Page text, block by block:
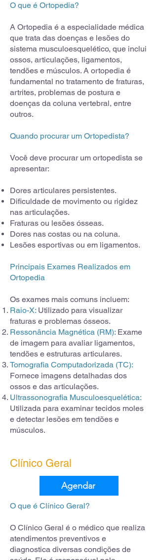
O que é Ortopedia?
A Ortopedia é a especialidade médica
que trata das doenças e lesões do
sistema musculoesquelético, que inclui
ossos, articulações, ligamentos,
tendões e músculos. A ortopedia é
fundamental no tratamento de fraturas,
artrites, problemas de postura e
doenças da coluna vertebral, entre
outros.
Quando procurar um Ortopedista?
Você deve procurar um ortopedista se
apresentar:
Dores articulares persistentes.
Dificuldade de movimento ou rigidez
nas articulações.
Fraturas ou lesões ósseas.
Dores nas costas ou na coluna.
Lesões esportivas ou em ligamentos.
Principais Exames Realizados em
Ortopedia
Os exames mais comuns incluem:
Raio-X: Utilizado para visualizar
fraturas e problemas ósseos.
Ressonância Magnética (RM): Exame
de imagem para avaliar ligamentos,
tendões e estruturas articulares.
Tomografia Computadorizada (TC):
Fornece imagens detalhadas dos
ossos e das articulações.
Ultrassonografia Musculoesquelética:
Utilizada para examinar tecidos moles
e detectar lesões em tendões e
músculos.
Clínico Geral
Agendar
O que é Clínico Geral?
O Clínico Geral é o médico que realiza
atendimentos preventivos e
diagnostica diversas condições de